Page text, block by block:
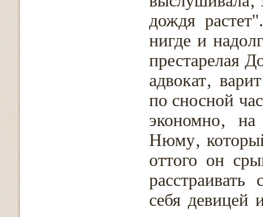
дождя
нигде и
престарелая
адвокат‚
по сносной
экономно‚
Нюму‚
оттого он
себя девицей